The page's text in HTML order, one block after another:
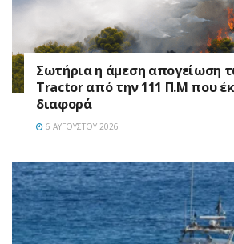
Σωτήρια η άμεση απογείωση
Tractor από την 111 Π.M που
διαφορά
6 ΑΥΓΟΎΣΤΟΥ 2026